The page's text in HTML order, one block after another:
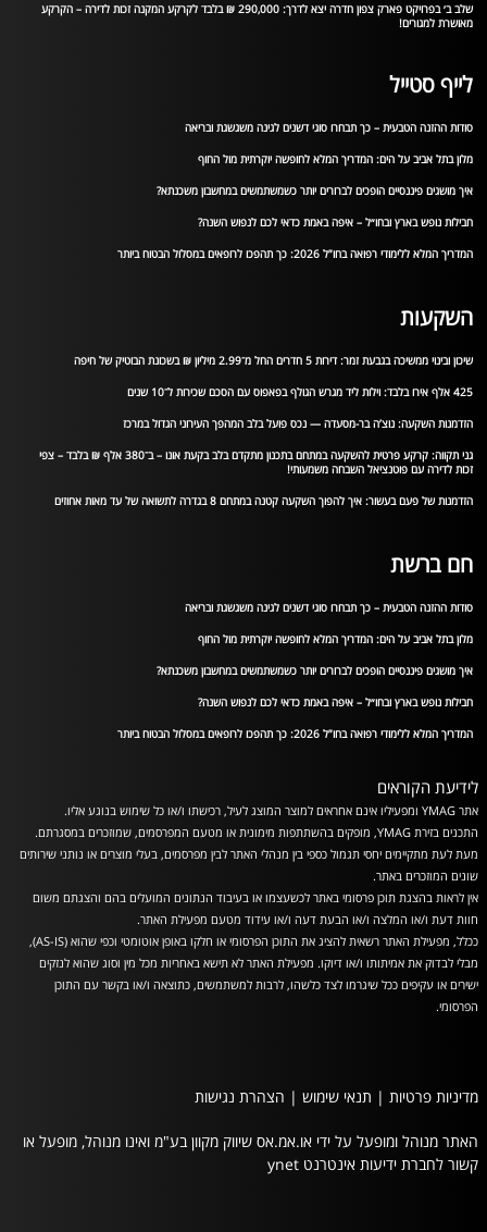
שלב ב׳ בפרויקט פארק צפון חדרה יצא לדרך: 290,000 ₪ בלבד לקרקע המקנה זכות לדירה – הקרקע
מאושרת למגורים!
לייף סטייל
סודות ההזנה הטבעית – כך תבחרו סוגי דשנים לגינה משגשגת ובריאה
מלון בתל אביב על הים: המדריך המלא לחופשה יוקרתית מול החוף
איך מושגים פיננסיים הופכים לברורים יותר כשמשתמשים במחשבון משכנתא?
חבילות נופש בארץ ובחו״ל – איפה באמת כדאי לכם לנפוש השנה?
המדריך המלא ללימודי רפואה בחו”ל 2026: כך תהפכו לרופאים במסלול הבטוח ביותר
השקעות
שיכון ובינוי ממשיכה בגבעת זמר: דירות 5 חדרים החל מ־2.99 מיליון ₪ בשכונת הבוטיק של חיפה
425 אלף אירו בלבד: וילות ליד מגרש הגולף בפאפוס עם הסכם שכירות ל־10 שנים
הזדמנות השקעה: נוצ’ה בר-מסעדה — נכס פועל בלב המהפך העירוני הגדול במרכז
גני תקווה: קרקע פרטית להשקעה במתחם בתכנון מתקדם בלב בקעת אונו – ב־380 אלף ₪ בלבד – צפי
זכות לדירה עם פוטנציאל השבחה משמעותי!
הזדמנות של פעם בעשור: איך להפוך השקעה קטנה במתחם 8 בגדרה לתשואה של עד מאות אחוזים
חם ברשת
סודות ההזנה הטבעית – כך תבחרו סוגי דשנים לגינה משגשגת ובריאה
מלון בתל אביב על הים: המדריך המלא לחופשה יוקרתית מול החוף
איך מושגים פיננסיים הופכים לברורים יותר כשמשתמשים במחשבון משכנתא?
חבילות נופש בארץ ובחו״ל – איפה באמת כדאי לכם לנפוש השנה?
המדריך המלא ללימודי רפואה בחו”ל 2026: כך תהפכו לרופאים במסלול הבטוח ביותר
לידיעת הקוראים
אתר YMAG ומפעיליו אינם אחראים למוצר המוצג לעיל, רכישתו ו/או כל שימוש בנוגע אליו.
התכנים בזירת YMAG, מופקים בהשתתפות מימונית או מטעם המפרסמים, שמוזכרים במסגרתם.
מעת לעת מתקיימים יחסי תגמול כספי בין מנהלי האתר לבין מפרסמים, בעלי מוצרים או נותני שירותים
שונים המוזכרים באתר.
אין לראות בהצגת תוכן פרסומי באתר לכשעצמו או בעיבוד הנתונים המועלים בהם והצגתם משום
חוות דעת ו/או המלצה ו/או הבעת דעה ו/או עידוד מטעם מפעילת האתר.
ככלל, מפעילת האתר רשאית להציג את התוכן הפרסומי או חלקו באופן אוטומטי וכפי שהוא (AS-IS),
מבלי לבדוק את אמיתותו ו/או דיוקו. מפעילת האתר לא תישא באחריות מכל מין וסוג שהוא לנזקים
ישירים או עקיפים ככל שיגרמו לצד כלשהו, לרבות למשתמשים, כתוצאה ו/או בקשר עם התוכן
הפרסומי.
מדיניות פרטיות | תנאי שימוש | הצהרת נגישות
האתר מנוהל ומופעל על ידי או.אמ.אס שיווק מקוון בע"מ ואינו מנוהל, מופעל או
קשור לחברת ידיעות אינטרנט ynet